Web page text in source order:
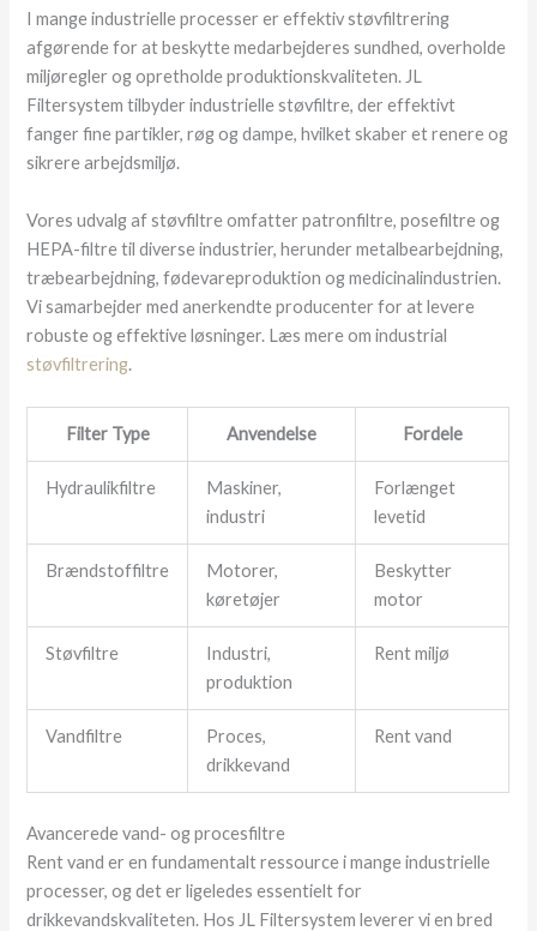
I mange industrielle processer er effektiv støvfiltrering
afgørende for at beskytte medarbejderes sundhed, overholde
miljøregler og opretholde produktionskvaliteten. JL
Filtersystem tilbyder industrielle støvfiltre, der effektivt
fanger fine partikler, røg og dampe, hvilket skaber et renere og
sikrere arbejdsmiljø.
Vores udvalg af støvfiltre omfatter patronfiltre, posefiltre og
HEPA-filtre til diverse industrier, herunder metalbearbejdning,
træbearbejdning, fødevareproduktion og medicinalindustrien.
Vi samarbejder med anerkendte producenter for at levere
robuste og effektive løsninger. Læs mere om industrial
støvfiltrering.
Filter Type Anvendelse Fordele
Hydraulikfiltre
Maskiner,
industri
Forlænget
levetid
Brændstoffiltre
Motorer,
køretøjer
Beskytter
motor
Støvfiltre
Industri,
produktion
Rent miljø
Vandfiltre
Proces,
drikkevand
Rent vand
Avancerede vand- og procesfiltre
Rent vand er en fundamentalt ressource i mange industrielle
processer, og det er ligeledes essentielt for
drikkevandskvaliteten. Hos JL Filtersystem leverer vi en bred